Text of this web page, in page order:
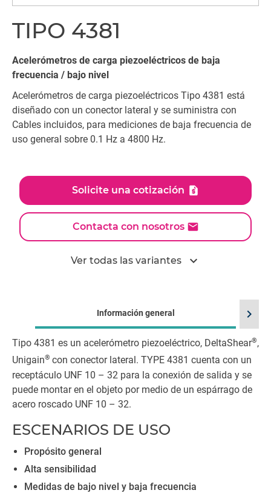
TIPO 4381
Acelerómetros de carga piezoeléctricos de baja
frecuencia / bajo nivel
Acelerómetros de carga piezoeléctricos Tipo 4381 está
diseñado con un conector lateral y se suministra con
Cables incluidos, para mediciones de baja frecuencia de
uso general sobre 0.1 Hz a 4800 Hz.
Solicite una cotización
Contacta con nosotros
Ver todas las variantes expand_more
Información general
Tipo 4381 es un acelerómetro piezoeléctrico, DeltaShear®,
Unigain® con conector lateral. TYPE 4381 cuenta con un
receptáculo UNF 10 – 32 para la conexión de salida y se
puede montar en el objeto por medio de un espárrago de
acero roscado UNF 10 – 32.
ESCENARIOS DE USO
Propósito general
Alta sensibilidad
Medidas de bajo nivel y baja frecuencia
chevron_right